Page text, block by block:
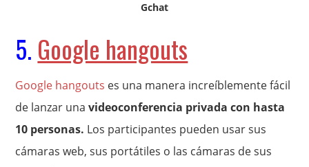
Gchat
5. Google hangouts
Google hangouts es una manera increíblemente fácil
de lanzar unavideoconferencia privada con hasta
10 personas. Los participantes pueden usar sus
cámaras web, sus portátiles o las cámaras de sus